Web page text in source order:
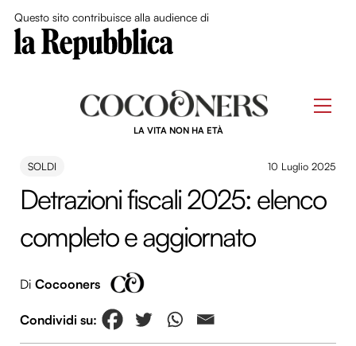
Questo sito contribuisce alla audience di
LA VITA NON HA ETÀ
SOLDI 10 Luglio 2025
Detrazioni fiscali 2025: elenco
completo e aggiornato
Di Cocooners